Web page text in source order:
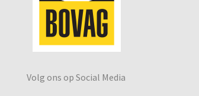
Volg ons op Social Media